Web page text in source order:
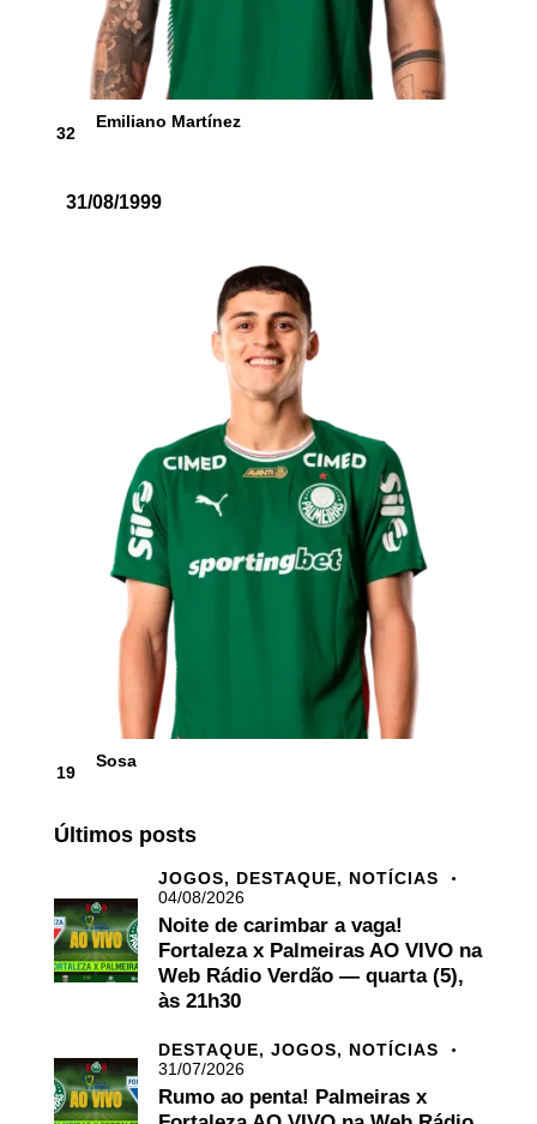
32
Emiliano Martínez
31/08/1999
19
Sosa
Últimos posts
JOGOS, DESTAQUE, NOTÍCIAS
04/08/2026
Noite de carimbar a vaga!
Fortaleza x Palmeiras AO VIVO na
Web Rádio Verdão — quarta (5),
às 21h30
DESTAQUE, JOGOS, NOTÍCIAS
31/07/2026
Rumo ao penta! Palmeiras x